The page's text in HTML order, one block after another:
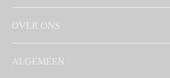
OVER ONS
ALGEMEEN